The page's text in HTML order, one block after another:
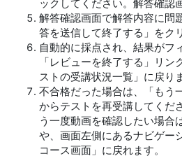
ックしてください。解答確認
解答確認画面で解答内容に問
答を送信して終了する」をク
自動的に採点され、結果がフ
「レビューを終了する」リ
ストの受講状況一覧」に戻り
不合格だった場合は、「もう
からテストを再受講してくだ
う一度動画を確認したい場合
や、画面左側にあるナビゲー
コース画面」に戻れます。